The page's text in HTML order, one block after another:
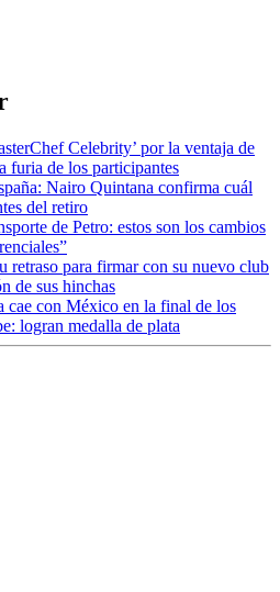
Celebrity’ por la ventaja de
furia de los participantes
Nairo Quintana confirma cuál
del retiro
de Petro: estos son los cambios
retraso para firmar con su nuevo club
de sus hinchas
cae con México en la final de los
logran medalla de plata